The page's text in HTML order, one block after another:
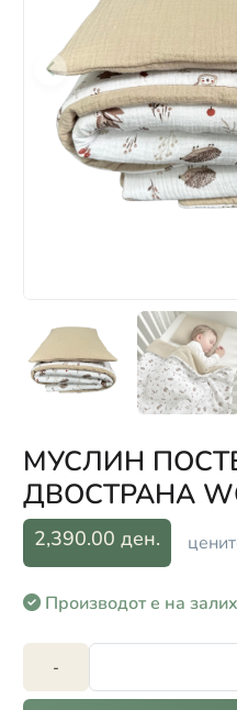
МУСЛИН
ДВОСТРАНА
2,390.00 ден.
Производот е на
-